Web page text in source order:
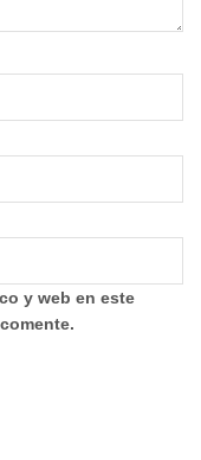
y web en este